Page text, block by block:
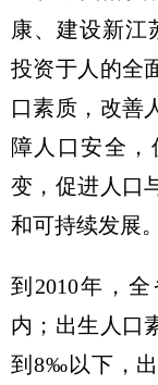
康、建设新江
投资于人的全
口素质，改善
障人口安全
变，促进人口
和可持续发展。
到2010年，
内；出生人口
到8‰以下，